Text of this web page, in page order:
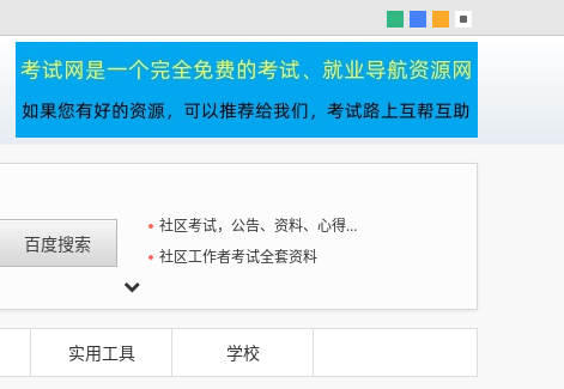
社区考试，公告、资料、心得一站全
社区工作者考试全套资料
实用工具 学校